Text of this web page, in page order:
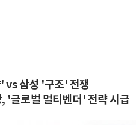
vs 삼성 '구조' 전쟁
'글로벌 멀티벤더' 전략 시급